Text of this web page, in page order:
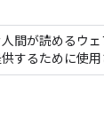
間が読めるウ
するために使用